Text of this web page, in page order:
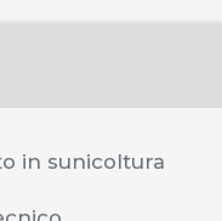
in sunicoltura